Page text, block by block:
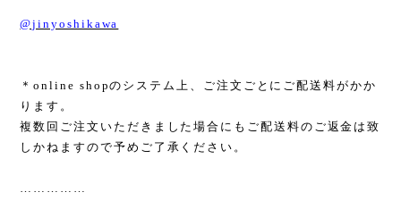
@jinyoshikawa
＊online shopのシステム上、ご注文ごとにご配送料がかか
ります。
複数回ご注文いただきました場合にもご配送料のご返金は致
しかねますので予めご了承ください。
……………